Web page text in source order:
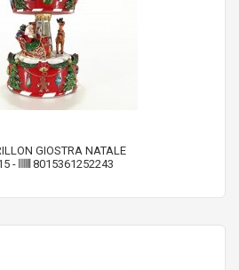
GIOSTRA NATALE
- 8015361252243